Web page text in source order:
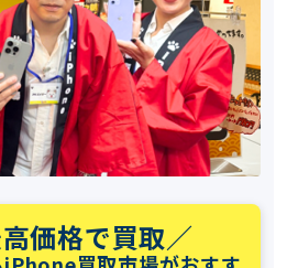
価格で買取／